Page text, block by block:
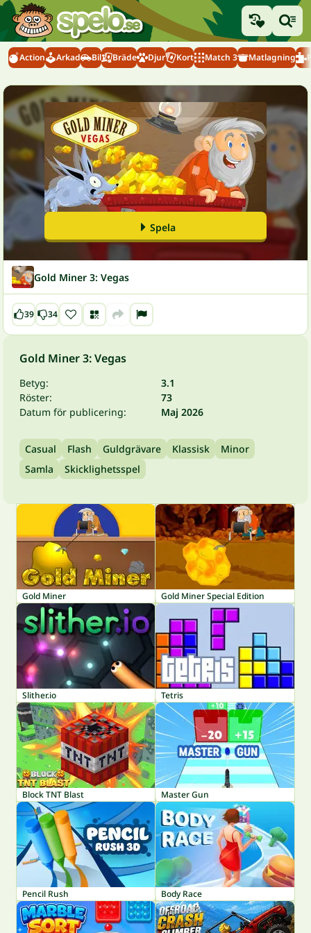
Action Arkad Bil Bräde Djur Kort Match 3 Matlagning
Spela
Gold Miner 3: Vegas
39 34
Gold Miner 3: Vegas
Betyg:
3.1
Röster:
73
Datum för publicering:
Maj 2026
Casual Flash Guldgrävare Klassisk
Minor
Samla
Skicklighetsspel
Gold Miner Gold Miner Special Edition
Slither.io Tetris
Block TNT Blast Master Gun
Pencil Rush Body Race